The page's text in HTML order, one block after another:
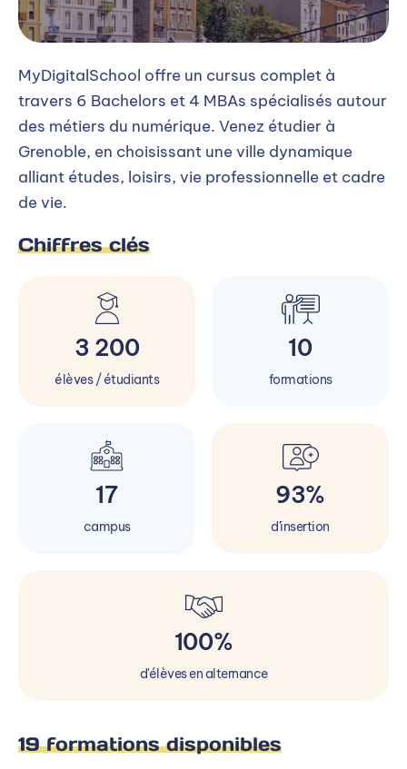
MyDigitalSchool offre un cursus complet à
travers 6 Bachelors et 4 MBAs spécialisés autour
des métiers du numérique. Venez étudier à
Grenoble, en choisissant une ville dynamique
alliant études, loisirs, vie professionnelle et cadre
de vie.
Chiffres clés
3 200
élèves / étudiants
10
formations
17
campus
93%
d'insertion
100%
d'élèves en alternance
19 formations disponibles